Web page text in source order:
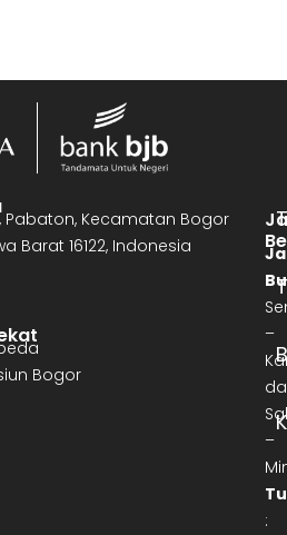
Pabaton, Kecamatan Bogor
Barat 16122, Indonesia
Bogor
–
–
: